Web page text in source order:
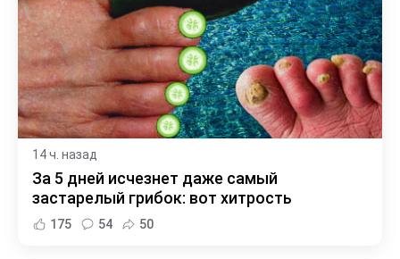
14 ч. назад
За 5 дней исчезнет даже самый
застарелый грибок: вот хитрость
175 54 50